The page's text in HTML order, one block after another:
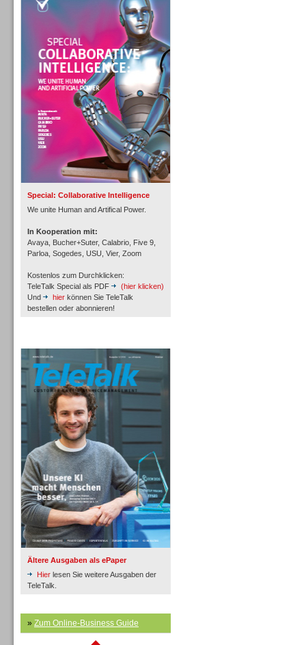
Special: Collaborative Intelligence
We unite Human and Artifical Power.
In Kooperation mit:
Avaya, Bucher+Suter, Calabrio, Five 9,
Parloa, Sogedes, USU, Vier, Zoom
Kostenlos zum Durchklicken:
TeleTalk Special als PDF
(hier klicken)
Und
hier können Sie TeleTalk
bestellen oder abonnieren!
Ältere Ausgaben als ePaper
Hier lesen Sie weitere Ausgaben der
TeleTalk.
» Zum Online-Business Guide
Personal
Inbound
Inbound
Inbound